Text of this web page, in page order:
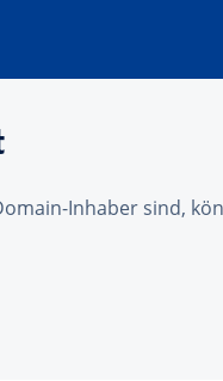
Inhaber sind,